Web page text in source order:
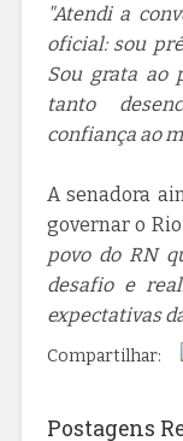
"Atendi a
oficial: sou
Sou grata ao
tanto
confiança ao
A senadora
governar o
povo do RN
desafio e
expectativas
Compartilhar:
Postagens